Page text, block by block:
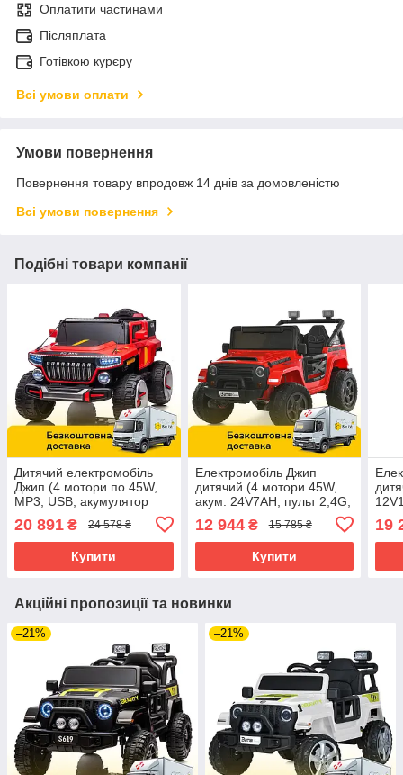
Оплатити частинами
Післяплата
Готівкою курєру
Всі умови оплати
Умови повернення
Повернення товару впродовж 14 днів за домовленістю
Всі умови повернення
Подібні товари компанії
Дитячий електромобіль
Джип (4 мотори по 45W,
MP3, USB, акумулятор
Bambi M 5075EBLR-3
Червоний
20 891 ₴ 24 578 ₴
Купити
Електромобіль Джип
дитячий (4 мотори 45W,
акум. 24V7AH, пульт 2,4G,
6287EBLR-3(24V)
Червоний
12 944₴ 15 785 ₴
Купити
M
19
Акційні пропозиції та новинки
–21% –21%